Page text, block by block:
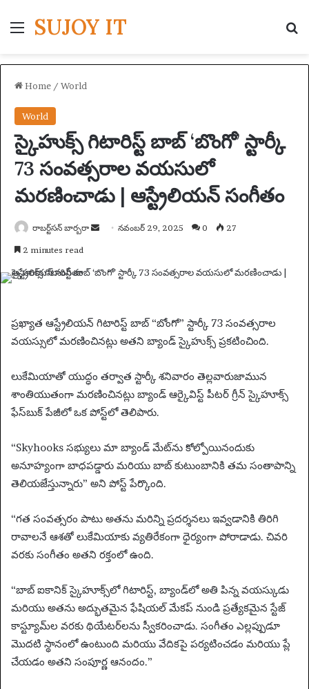
Menu
SUJOY IT
Home / World
World
స్కైహుక్స్ గిటారిస్ట్ బాబ్ ‘బొంగో’ స్టార్కీ
73 సంవత్సరాల వయసులో
మరణించాడు | ఆస్ట్రేలియన్ సంగీతం
రాబర్ట్‌సన్ బార్బరా
d
e
m
i
l
నవంబర్ 29, 2025 0 27
2 minutes read
ప్రఖ్యాత ఆస్ట్రేలియన్ గిటారిస్ట్ బాబ్ “బోంగో” స్టార్కీ 73 సంవత్సరాల
వయస్సులో మరణించినట్లు అతని బ్యాండ్ స్కైహుక్స్ ప్రకటించింది.
లుకేమియాతో యుద్ధం తర్వాత స్టార్కీ శనివారం తెల్లవారుజామున
శాంతియుతంగా మరణించినట్లు బ్యాండ్ ఆర్కైవిస్ట్ పీటర్ గ్రీన్ స్కైహూక్స్
ఫేస్‌బుక్ పేజీలో ఒక పోస్ట్‌లో తెలిపారు.
“Skyhooks సభ్యులు మా బ్యాండ్ మేట్‌ను కోల్పోయినందుకు
అనూహ్యంగా బాధపడ్డారు మరియు బాబ్ కుటుంబానికి తమ సంతాపాన్ని
తెలియజేస్తున్నారు” అని పోస్ట్ పేర్కొంది.
“గత సంవత్సరం పాటు అతను మరిన్ని ప్రదర్శనలు ఇవ్వడానికి తిరిగి
రావాలనే ఆశతో లుకేమియాకు వ్యతిరేకంగా ధైర్యంగా పోరాడాడు. చివరి
వరకు సంగీతం అతని రక్తంలో ఉంది.
“బాబ్ ఐకానిక్ స్కైహూక్స్‌లో గిటారిస్ట్, బ్యాండ్‌లో అతి పిన్న వయస్కుడు
మరియు అతను అద్భుతమైన ఫేషియల్ మేకప్ నుండి ప్రత్యేకమైన స్టేజ్
కాస్ట్యూమ్‌ల వరకు థియేటర్‌లను స్వీకరించాడు. సంగీతం ఎల్లప్పుడూ
మొదటి స్థానంలో ఉంటుంది మరియు వేదికపై పర్యటించడం మరియు ప్లే
చేయడం అతని సంపూర్ణ ఆనందం.”